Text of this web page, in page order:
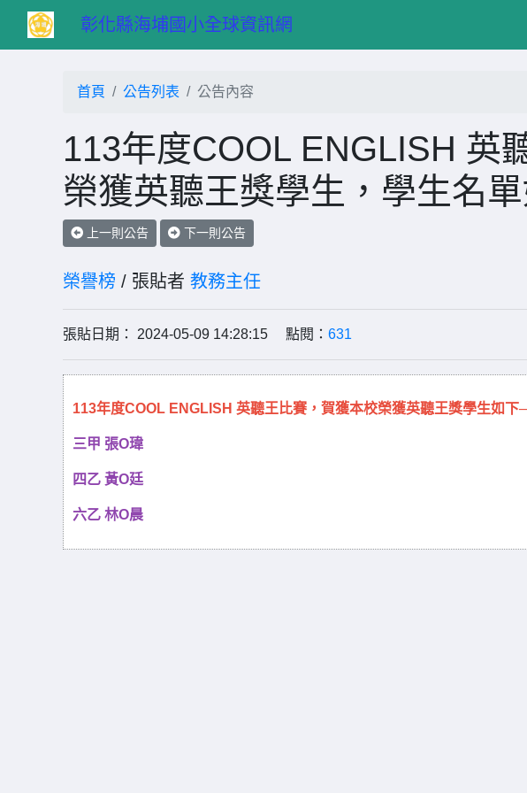
彰化縣海埔國小全球資訊網
首頁 公告列表 公告內容
113年度COOL ENGLISH 英
榮獲英聽王獎學生，學生名單
上一則公告 下一則公告
榮譽榜 / 張貼者 教務主任
張貼日期： 2024-05-09 14:28:15 點閱： 631
113年度COOL ENGLISH 英聽王比賽，賀獲本校榮獲英聽王獎學生如下
三甲 張O瑋
四乙 黃O廷
六乙 林O晨